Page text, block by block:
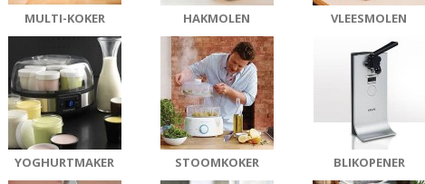
MULTI-KOKER HAKMOLEN VLEESMOLEN
YOGHURTMAKER STOOMKOKER BLIKOPENER